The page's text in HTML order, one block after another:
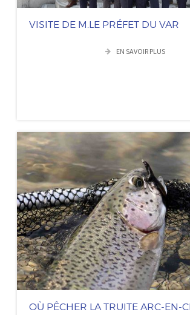
VISITE DE M.LE PRÉFET DU VAR
EN SAVOIR PLUS
OÙ PÊCHER LA TRUITE ARC-EN-